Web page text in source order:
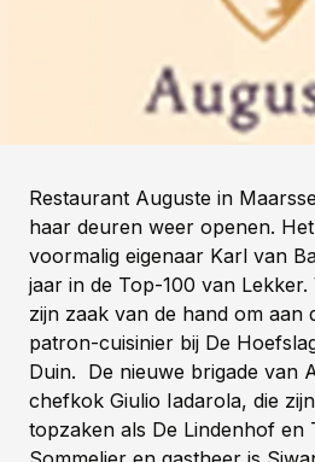
Restaurant Auguste in
haar deuren weer openen.
voormalig eigenaar Karl van
jaar in de Top-100 van Lekker.
zijn zaak van de hand om aan
patron-cuisinier bij De
Duin. De nieuwe brigade van
chefkok Giulio Iadarola, die
topzaken als De Lindenhof en